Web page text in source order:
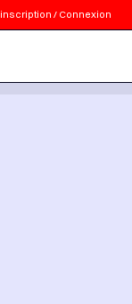
inscription / Connexion